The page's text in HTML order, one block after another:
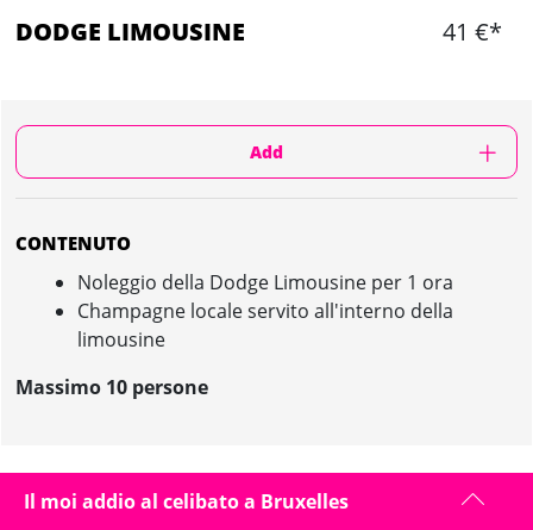
DODGE LIMOUSINE 41 €*
Add
CONTENUTO
Noleggio della Dodge Limousine per 1 ora
Champagne locale servito all'interno della
limousine
Massimo 10 persone
DODGE LIMOUSINE IN BRUXELLES :
PRESENTAZIONE
Il moi addio al celibato a Bruxelles